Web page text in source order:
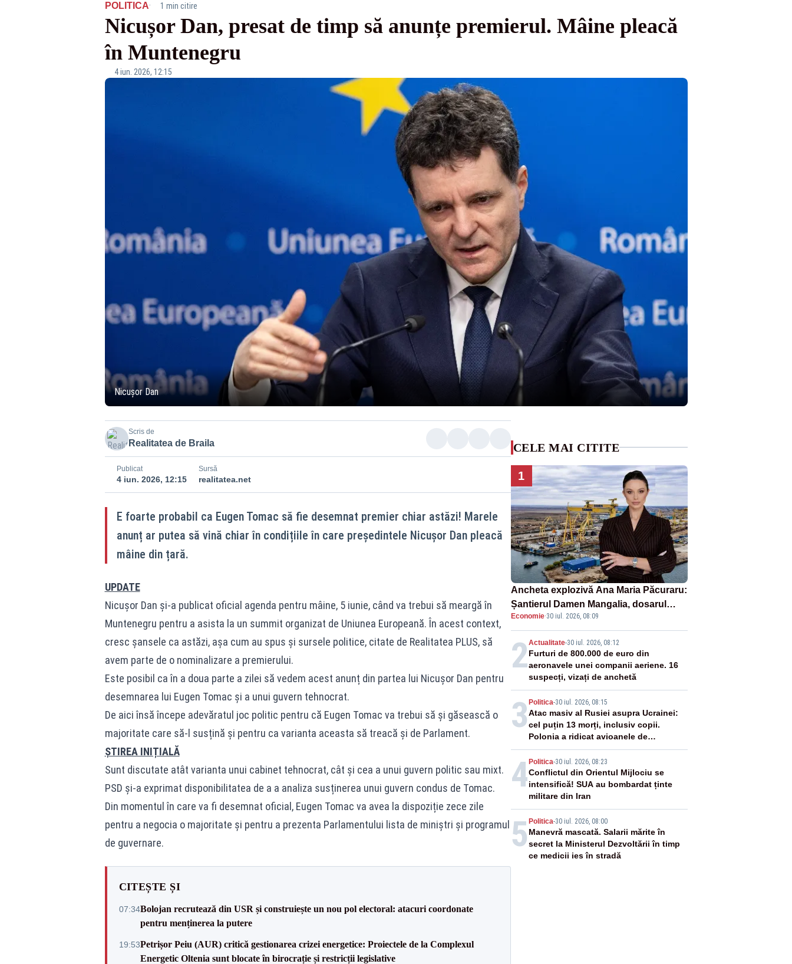
POLITICA· 1 min citire
Nicușor Dan, presat de timp să anunțe premierul. Mâine pleacă
în Muntenegru
4 iun. 2026, 12:15
Nicușor Dan
Scris de
Realitatea de Braila
Publicat
4 iun. 2026, 12:15
Sursă
realitatea.net
E foarte probabil ca Eugen Tomac să fie desemnat premier chiar astăzi! Marele
anunț ar putea să vină chiar în condițiile în care președintele Nicușor Dan pleacă
mâine din țară.
UPDATE
Nicușor Dan și-a publicat oficial agenda pentru mâine, 5 iunie, când va trebui să meargă în
Muntenegru pentru a asista la un summit organizat de Uniunea Europeană. În acest context,
cresc șansele ca astăzi, așa cum au spus și sursele politice, citate de Realitatea PLUS, să
avem parte de o nominalizare a premierului.
Este posibil ca în a doua parte a zilei să vedem acest anunț din partea lui Nicușor Dan pentru
desemnarea lui Eugen Tomac și a unui guvern tehnocrat.
De aici însă începe adevăratul joc politic pentru că Eugen Tomac va trebui să și găsească o
majoritate care să-l susțină și pentru ca varianta aceasta să treacă și de Parlament.
ȘTIREA INIȚIALĂ
Sunt discutate atât varianta unui cabinet tehnocrat, cât și cea a unui guvern politic sau mixt.
PSD și-a exprimat disponibilitatea de a a analiza susținerea unui guvern condus de Tomac.
Din momentul în care va fi desemnat oficial, Eugen Tomac va avea la dispoziție zece zile
pentru a negocia o majoritate și pentru a prezenta Parlamentului lista de miniștri și programul
de guvernare.
CITEȘTE ȘI
07:34Bolojan recrutează din USR și construiește un nou pol electoral: atacuri coordonate
pentru menținerea la putere
19:53Petrișor Peiu (AUR) critică gestionarea crizei energetice: Proiectele de la Complexul
Energetic Oltenia sunt blocate în birocrație și restricții legislative
CELE MAI CITITE
1
Ancheta explozivă Ana Maria Păcuraru:
Șantierul Damen Mangalia, dosarul
care scufundă apărarea României
Economie·30 iul. 2026, 08:09
2Actualitate-30 iul. 2026, 08:12
Furturi de 800.000 de euro din
aeronavele unei companii aeriene. 16
suspecți, vizați de anchetă
3 Politica-30 iul. 2026, 08:15
Atac masiv al Rusiei asupra Ucrainei:
cel puțin 13 morți, inclusiv copii.
Polonia a ridicat avioanele de
vânătoare
4Politica-30 iul. 2026, 08:23
Conflictul din Orientul Mijlociu se
intensifică! SUA au bombardat ținte
militare din Iran
5 Politica-30 iul. 2026, 08:00
Manevră mascată. Salarii mărite în
secret la Ministerul Dezvoltării în timp
ce medicii ies în stradă